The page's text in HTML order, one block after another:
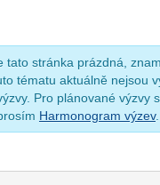
tato stránka prázdná,
tématu aktuálně nejsou
Pro plánované výzvy
Harmonogram výzev.